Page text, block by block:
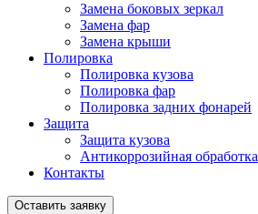
Замена боковых зеркал
Замена фар
Замена крыши
Полировка
Полировка кузова
Полировка фар
Полировка задних фонарей
Защита
Защита кузова
Антикоррозийная обработка
Контакты
Оставить заявку